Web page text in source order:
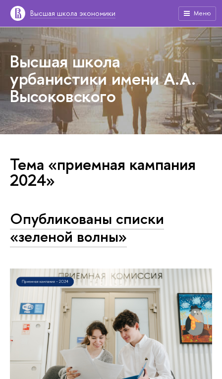
Высшая школа экономики Меню
Высшая школа
урбанистики имени А.А.
Высоковского
Тема «приемная кампания
2024»
Опубликованы списки
«зеленой волны»